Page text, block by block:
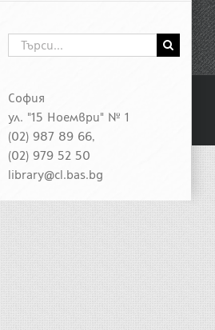
София
ул. "15 Ноември" № 1
(02) 987 89 66,
(02) 979 52 50
library@cl.bas.bg
Търсене
...